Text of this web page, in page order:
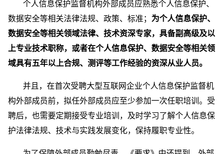
个人信息保护监督机构外部成员应熟悉个人信息保护、
数据安全等相关法律法规、政策、标准； 为个人信息保护、
数据安全等相关领域法律、技术资深专家，具备副高级及以
上专业技术职称，或者在个人信息保护、数据安全等相关领
域具有五年以上合规、测评等工作经验的资深从业人员。
并且，在首次受聘大型互联网企业个人信息保护监督机
构外部成员前，拟任外部成员应至少参加一次任职培训。受
聘后，也需要定期接受专业培训，及时学习了解个人信息保
护法律法规、技术与实践发展变化，保持履职专业性。